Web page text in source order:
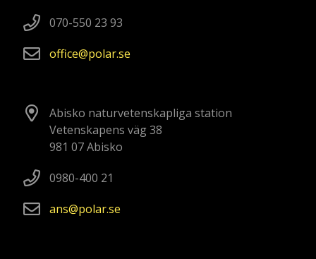
070-550 23 93
office
polarse
Abisko naturvetenskapliga station
Vetenskapens väg 38
981 07 Abisko
0980-400 21
ans
polarse